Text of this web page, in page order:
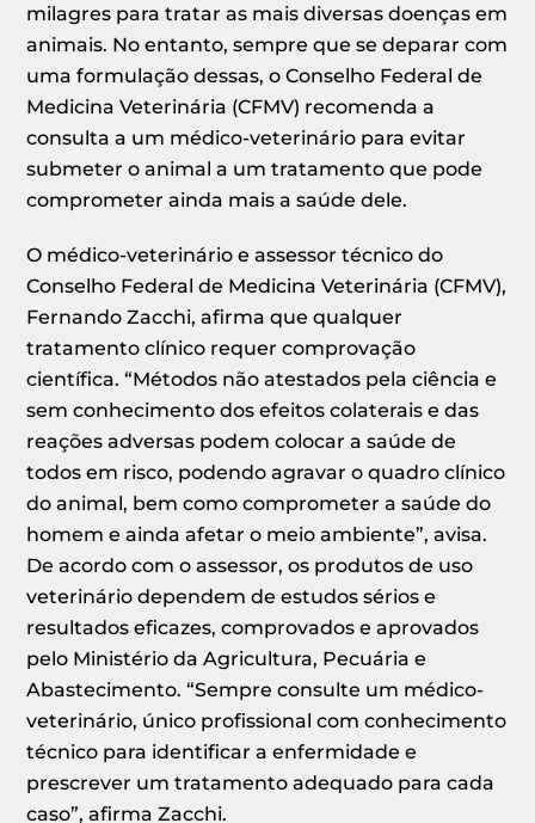
milagres para tratar as mais diversas doenças em
animais. No entanto, sempre que se deparar com
uma formulação dessas, o Conselho Federal de
Medicina Veterinária (CFMV) recomenda a
consulta a um médico-veterinário para evitar
submeter o animal a um tratamento que pode
comprometer ainda mais a saúde dele.
O médico-veterinário e assessor técnico do
Conselho Federal de Medicina Veterinária (CFMV),
Fernando Zacchi, afirma que qualquer
tratamento clínico requer comprovação
científica. “Métodos não atestados pela ciência e
sem conhecimento dos efeitos colaterais e das
reações adversas podem colocar a saúde de
todos em risco, podendo agravar o quadro clínico
do animal, bem como comprometer a saúde do
homem e ainda afetar o meio ambiente”, avisa.
De acordo com o assessor, os produtos de uso
veterinário dependem de estudos sérios e
resultados eficazes, comprovados e aprovados
pelo Ministério da Agricultura, Pecuária e
Abastecimento. “Sempre consulte um médico-
veterinário, único profissional com conhecimento
técnico para identificar a enfermidade e
prescrever um tratamento adequado para cada
caso”, afirma Zacchi.